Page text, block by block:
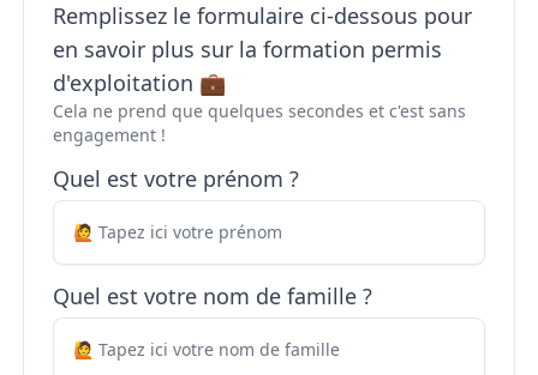
Remplissez le formulaire ci-dessous pour
en savoir plus sur la formation permis
d'exploitation 💼
Cela ne prend que quelques secondes et c'est sans
engagement !
Quel est votre prénom ?
Quel est votre nom de famille ?